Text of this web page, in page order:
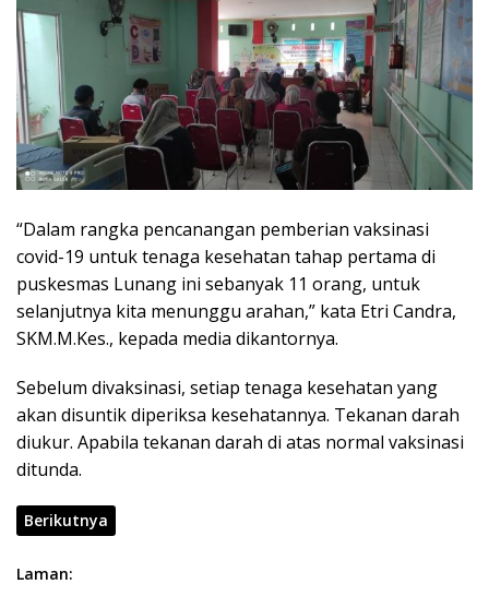
“Dalam rangka pencanangan pemberian vaksinasi
covid-19 untuk tenaga kesehatan tahap pertama di
puskesmas Lunang ini sebanyak 11 orang, untuk
selanjutnya kita menunggu arahan,” kata Etri Candra,
SKM.M.Kes., kepada media dikantornya.
Sebelum divaksinasi, setiap tenaga kesehatan yang
akan disuntik diperiksa kesehatannya. Tekanan darah
diukur. Apabila tekanan darah di atas normal vaksinasi
ditunda.
Berikutnya
Laman: